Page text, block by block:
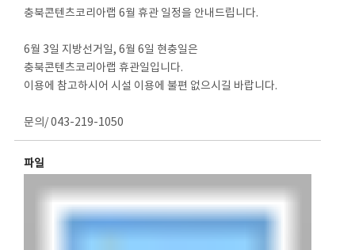
충북콘텐츠코리아랩 6월 휴관 일정을 안내드립니다.
6월 3일 지방선거일, 6월 6일 현충일은
충북콘텐츠코리아랩 휴관일입니다.
이용에 참고하시어 시설 이용에 불편 없으시길 바랍니다.
문의/ 043-219-1050
파일